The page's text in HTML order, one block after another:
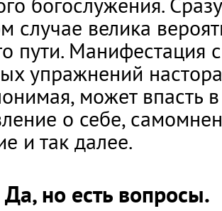
случае велика
пути. Манифестация
упражнений
может впасть
о себе,
и так далее.
но есть вопросы.